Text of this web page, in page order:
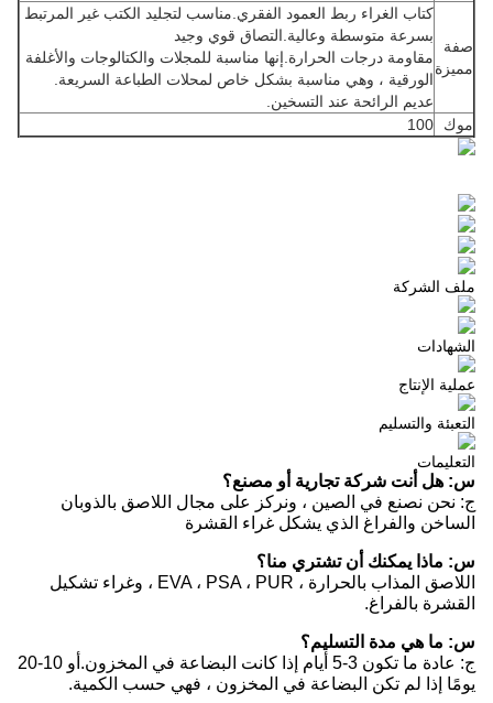
صفة
مميزة
كتاب الغراء ربط العمود الفقري.مناسب لتجليد الكتب غير المرتبط
بسرعة متوسطة وعالية.التصاق قوي وجيد
مقاومة درجات الحرارة.إنها مناسبة للمجلات والكتالوجات والأغلفة
الورقية ، وهي مناسبة بشكل خاص لمحلات الطباعة السريعة.
عديم الرائحة عند التسخين.
موك
100
ملف الشركة
الشهادات
عملية الإنتاج
التعبئة والتسليم
التعليمات
س: هل أنت شركة تجارية أو مصنع؟
ج: نحن نصنع في الصين ، ونركز على مجال اللاصق بالذوبان
الساخن والفراغ الذي يشكل غراء القشرة
س: ماذا يمكنك أن تشتري منا؟
اللاصق المذاب بالحرارة ، EVA ، PSA ، PUR ، وغراء تشكيل
القشرة بالفراغ.
س: ما هي مدة التسليم؟
ج: عادة ما تكون 3-5 أيام إذا كانت البضاعة في المخزون.أو 10-20
يومًا إذا لم تكن البضاعة في المخزون ، فهي حسب الكمية.